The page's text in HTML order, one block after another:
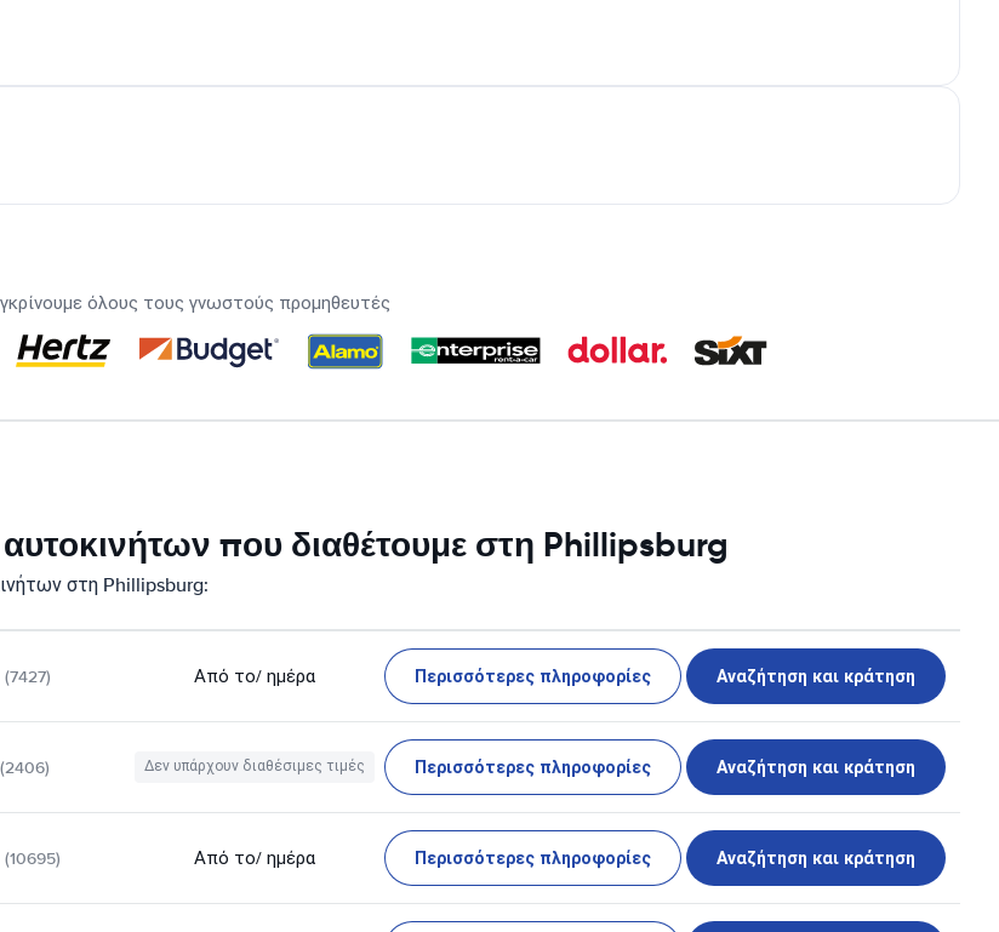
όλους τους γνωστούς προμηθευτές
αυτοκινήτων που διαθέτουμε στη Phillipsburg
στη Phillipsburg:
(7427) Από το/ ημέρα Περισσότερες πληροφορίες Αναζήτηση και κράτηση
(2406) Δεν υπάρχουν διαθέσιμες τιμές Περισσότερες πληροφορίες Αναζήτηση και κράτηση
(10695) Από το/ ημέρα Περισσότερες πληροφορίες Αναζήτηση και κράτηση